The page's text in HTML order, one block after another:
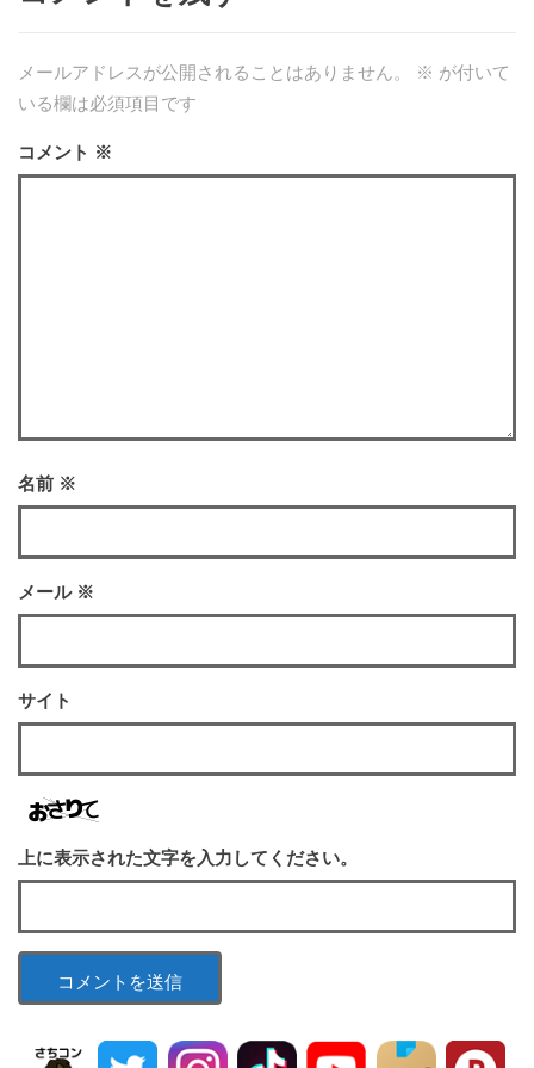
メールアドレスが公開されることはありません。 ※ が付いて
いる欄は必須項目です
コメント ※
名前 ※
メール ※
サイト
上に表示された文字を入力してください。